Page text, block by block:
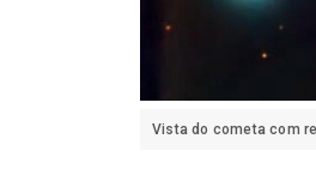
Vista do cometa com